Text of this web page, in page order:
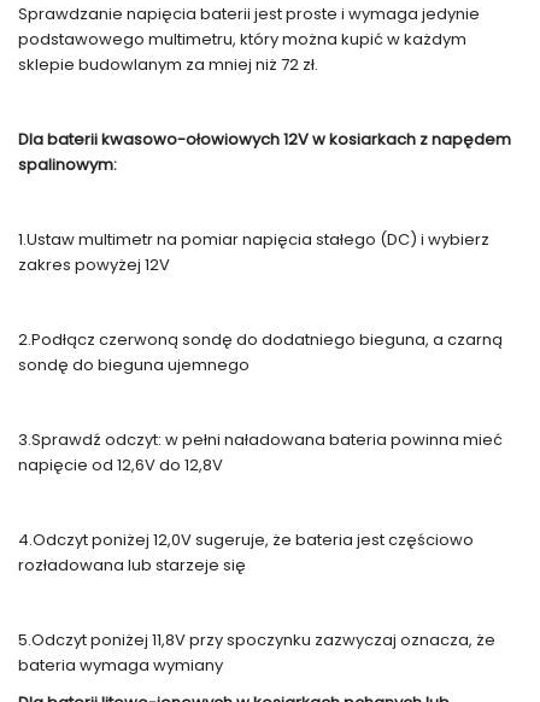
Sprawdzanie napięcia baterii jest proste i wymaga jedynie
podstawowego multimetru, który można kupić w każdym
sklepie budowlanym za mniej niż 72 zł.
Dla baterii kwasowo-ołowiowych 12V w kosiarkach z napędem
spalinowym:
1.Ustaw multimetr na pomiar napięcia stałego (DC) i wybierz
zakres powyżej 12V
2.Podłącz czerwoną sondę do dodatniego bieguna, a czarną
sondę do bieguna ujemnego
3.Sprawdź odczyt: w pełni naładowana bateria powinna mieć
napięcie od 12,6V do 12,8V
4.Odczyt poniżej 12,0V sugeruje, że bateria jest częściowo
rozładowana lub starzeje się
5.Odczyt poniżej 11,8V przy spoczynku zazwyczaj oznacza, że
bateria wymaga wymiany